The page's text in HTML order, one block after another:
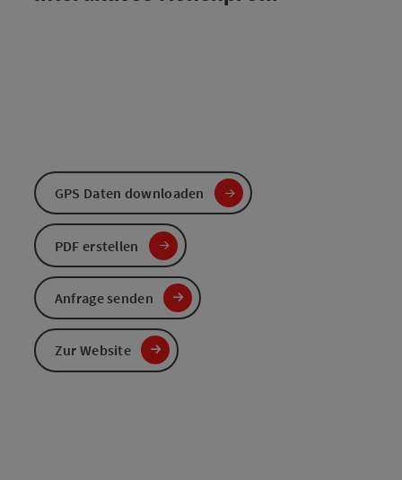
GPS Daten downloaden
PDF erstellen
Anfrage senden
Zur Website